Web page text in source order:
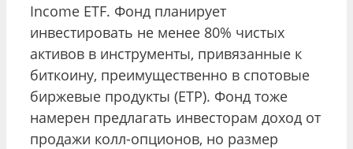
Income ETF. Фонд планирует
инвестировать не менее 80% чистых
активов в инструменты, привязанные к
биткоину, преимущественно в спотовые
биржевые продукты (ETP). Фонд тоже
намерен предлагать инвесторам доход от
продажи колл-опционов, но размер